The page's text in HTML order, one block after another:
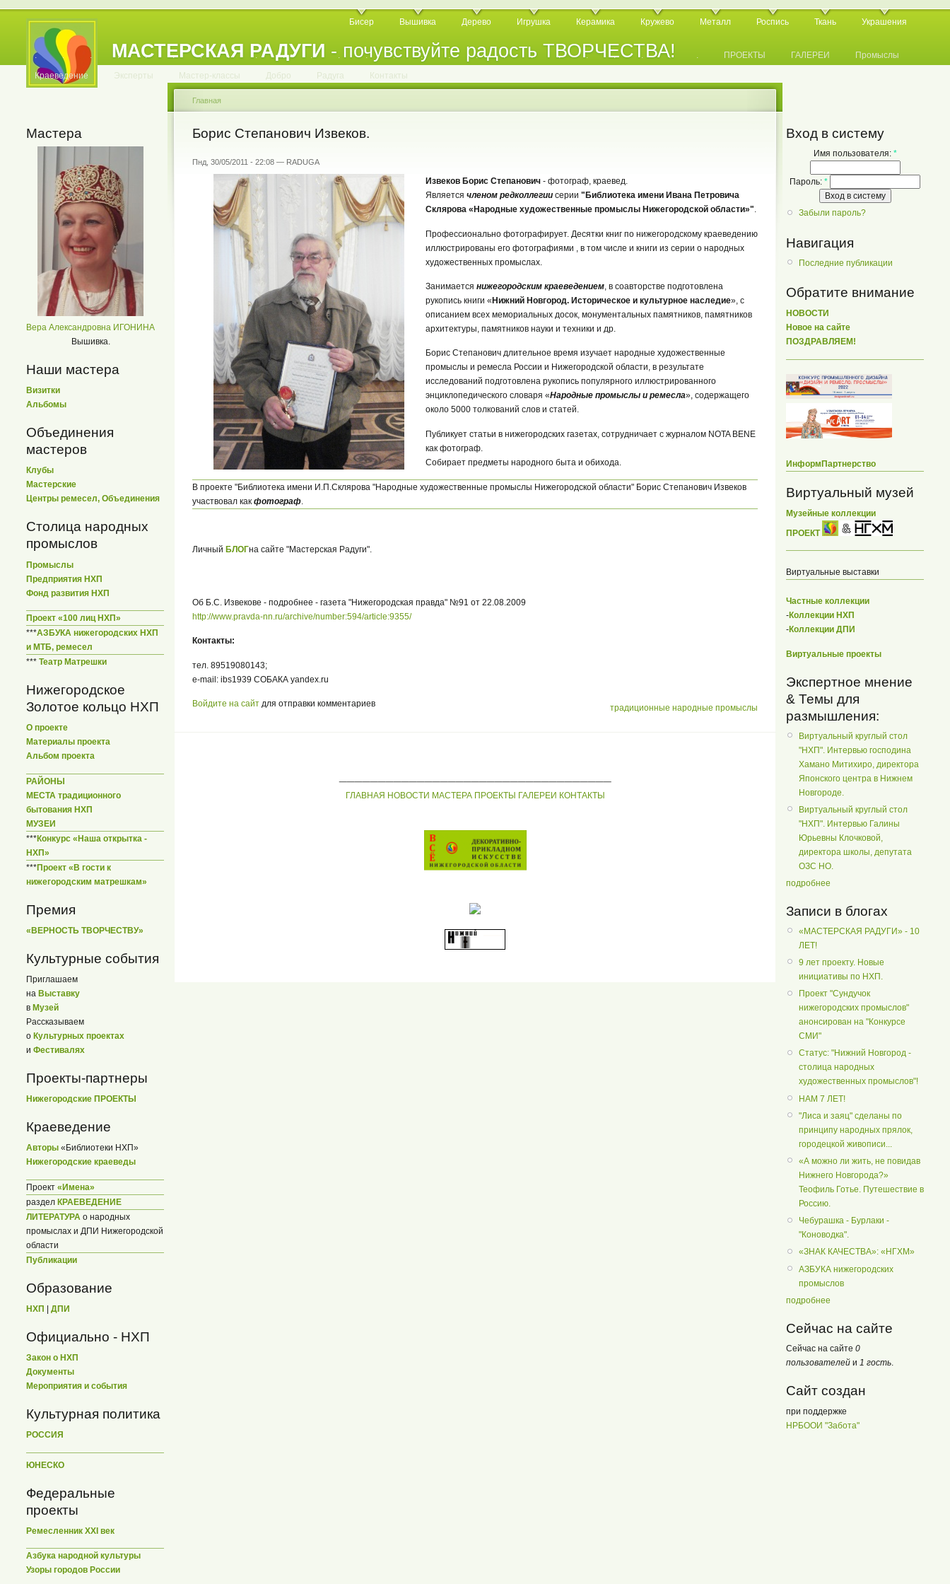
МАСТЕРСКАЯ РАДУГИ - почувствуйте радость ТВОРЧЕСТВА!
Бисер Вышивка Дерево Игрушка Керамика Кружево Металл Роспись Ткань Украшения
. . . . . . . . . . . . . . . . . . . . . . . . . ПРОЕКТЫ ГАЛЕРЕИ Промыслы
Краеведение Эксперты Мастер-классы Добро Радуга Контакты
Мастера
Вера Александровна ИГОНИНА
Вышивка.
Наши мастера
Визитки
Альбомы
Объединения
мастеров
Клубы
Мастерские
Центры ремесел, Объединения
Столица народных
промыслов
Промыслы
Предприятия НХП
Фонд развития НХП
Проект «100 лиц НХП»
***АЗБУКА нижегородских НХП
и МТБ, ремесел
*** Театр Матрешки
Нижегородское
Золотое кольцо НХП
О проекте
Материалы проекта
Альбом проекта
РАЙОНЫ
МЕСТА традиционного
бытования НХП
МУЗЕИ
***Конкурс «Наша открытка -
НХП»
***Проект «В гости к
нижегородским матрешкам»
Премия
«ВЕРНОСТЬ ТВОРЧЕСТВУ»
Культурные события
Приглашаем
на Выставку
в Музей
Рассказываем
о Культурных проектах
и Фестивалях
Проекты-партнеры
Нижегородские ПРОЕКТЫ
Краеведение
Авторы «Библиотеки НХП»
Нижегородские краеведы
Проект «Имена»
раздел КРАЕВЕДЕНИЕ
ЛИТЕРАТУРА о народных
промыслах и ДПИ Нижегородской
области
Публикации
Образование
НХП | ДПИ
Официально - НХП
Закон о НХП
Документы
Мероприятия и события
Культурная политика
РОССИЯ
ЮНЕСКО
Федеральные
проекты
Ремесленник XXI век
Азбука народной культуры
Узоры городов России
Главная
Борис Степанович Извеков.
Пнд, 30/05/2011 - 22:08 — RADUGA
Извеков Борис Степанович - фотограф, краевед.
Является членом редколлегии серии "Библиотека имени Ивана Петровича
Склярова «Народные художественные промыслы Нижегородской области»".
Профессионально фотографирует. Десятки книг по нижегородскому краеведению
иллюстрированы его фотографиями , в том числе и книги из серии о народных
художественных промыслах.
Занимается нижегородским краеведением, в соавторстве подготовлена
рукопись книги « Нижний Новгород. Историческое и культурное наследие», с
описанием всех мемориальных досок, монументальных памятников, памятников
архитектуры, памятников науки и техники и др.
Борис Степанович длительное время изучает народные художественные
промыслы и ремесла России и Нижегородской области, в результате
исследований подготовлена рукопись популярного иллюстрированного
энциклопедического словаря «Народные промыслы и ремесла», содержащего
около 5000 толкований слов и статей.
Публикует статьи в нижегородских газетах, сотрудничает с журналом NOTA BENE
как фотограф.
Собирает предметы народного быта и обихода.
В проекте "Библиотека имени И.П.Склярова "Народные художественные промыслы Нижегородской области" Борис Степанович Извеков
участвовал как фотограф.
Личный БЛОГна сайте "Мастерская Радуги".
Об Б.С. Извекове - подробнее - газета "Нижегородская правда" №91 от 22.08.2009
http://www.pravda-nn.ru/archive/number:594/article:9355/
Контакты:
тел. 89519080143;
e-mail: ibs1939 СОБАКА yandex.ru
традиционные народные промыслы
Войдите на сайт для отправки комментариев
ГЛАВНАЯ НОВОСТИ МАСТЕРА ПРОЕКТЫ ГАЛЕРЕИ КОНТАКТЫ
Вход в систему
Имя пользователя: *
Пароль: *
Забыли пароль?
Навигация
Последние публикации
Обратите внимание
НОВОСТИ
Новое на сайте
ПОЗДРАВЛЯЕМ!
ИнформПартнерство
Виртуальный музей
Музейные коллекции
ПРОЕКТ
Виртуальные выставки
Частные коллекции
-Коллекции НХП
-Коллекции ДПИ
Виртуальные проекты
Экспертное мнение
& Темы для
размышления:
Виртуальный круглый стол
"НХП". Интервью господина
Хамано Митихиро, директора
Японского центра в Нижнем
Новгороде.
Виртуальный круглый стол
"НХП". Интервью Галины
Юрьевны Клочковой,
директора школы, депутата
ОЗС НО.
подробнее
Записи в блогах
«МАСТЕРСКАЯ РАДУГИ» - 10
ЛЕТ!
9 лет проекту. Новые
инициативы по НХП.
Проект "Сундучок
нижегородских промыслов"
анонсирован на "Конкурсе
СМИ"
Статус: "Нижний Новгород -
столица народных
художественных промыслов"!
НАМ 7 ЛЕТ!
"Лиса и заяц" сделаны по
принципу народных прялок,
городецкой живописи...
«А можно ли жить, не повидав
Нижнего Новгорода?»
Теофиль Готье. Путешествие в
Россию.
Чебурашка - Бурлаки -
"Коноводка".
«ЗНАК КАЧЕСТВА»: «НГХМ»
АЗБУКА нижегородских
промыслов
подробнее
Сейчас на сайте
Сейчас на сайте 0
пользователей и 1 гость
Сайт создан
при поддержке
НРБООИ "Забота"